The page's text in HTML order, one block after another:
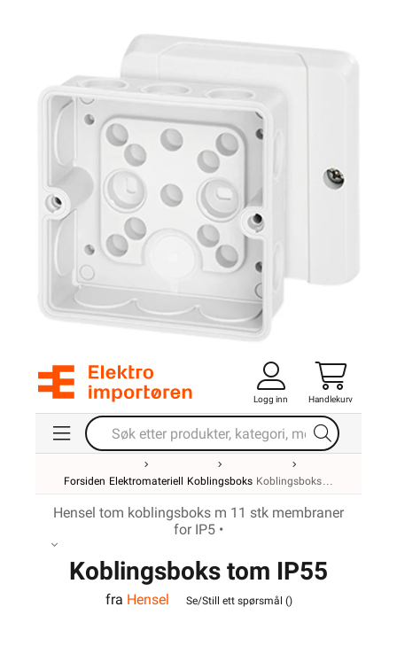
Logg inn Handlekurv
Forsiden Elektromateriell Koblingsboks Koblingsboks
Hensel tom koblingsboks m 11 stk membraner
for IP5 •
Koblingsboks tom IP55
med membraner DE 9321
fra Hensel Se/Still ett spørsmål ()